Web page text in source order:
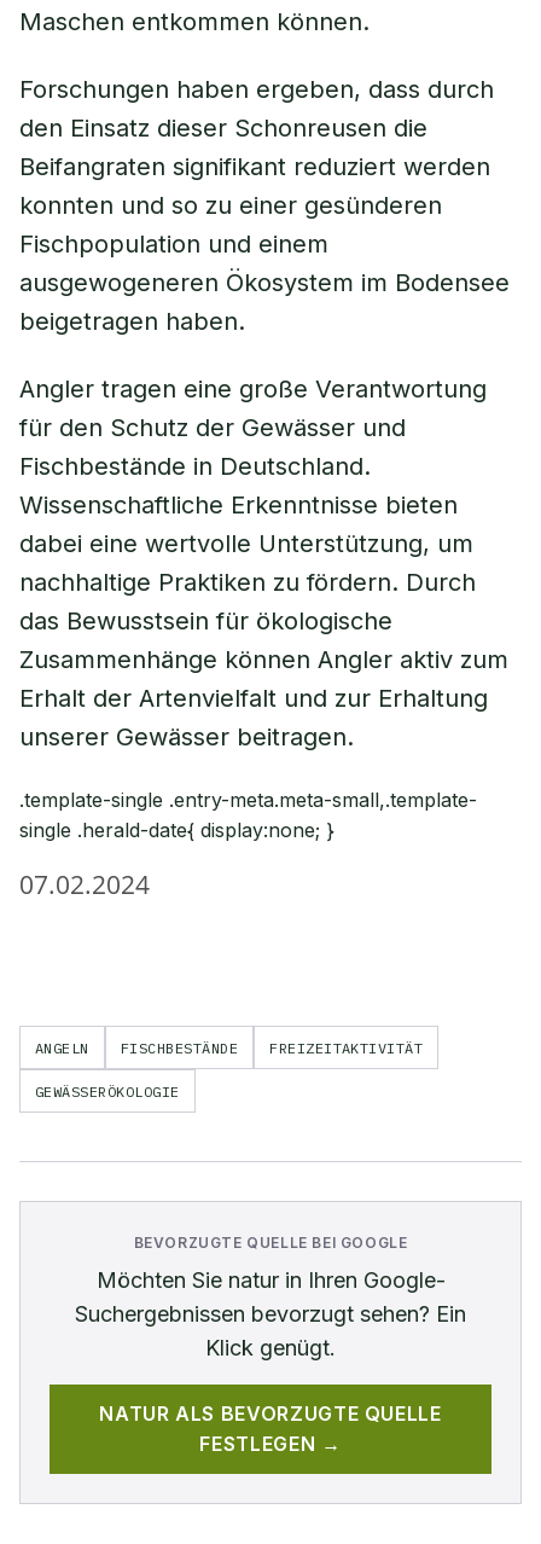
Maschen entkommen können.
Forschungen haben ergeben, dass durch
den Einsatz dieser Schonreusen die
Beifangraten signifikant reduziert werden
konnten und so zu einer gesünderen
Fischpopulation und einem
ausgewogeneren Ökosystem im Bodensee
beigetragen haben.
Angler tragen eine große Verantwortung
für den Schutz der Gewässer und
Fischbestände in Deutschland.
Wissenschaftliche Erkenntnisse bieten
dabei eine wertvolle Unterstützung, um
nachhaltige Praktiken zu fördern. Durch
das Bewusstsein für ökologische
Zusammenhänge können Angler aktiv zum
Erhalt der Artenvielfalt und zur Erhaltung
unserer Gewässer beitragen.
.template-single .entry-meta.meta-small,.template-
single .herald-date{ display:none; }
07.02.2024
ANGELN FISCHBESTÄNDE FREIZEITAKTIVITÄT
GEWÄSSERÖKOLOGIE
BEVORZUGTE QUELLE BEI GOOGLE
Möchten Sie naturin Ihren Google-
Suchergebnissen bevorzugt sehen? Ein
Klick genügt.
NATUR ALS BEVORZUGTE QUELLE
FESTLEGEN →